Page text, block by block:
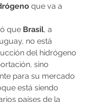
que va a
que Brasil, a
no está
del hidrógeno
sino
para su mercado
está siendo
países de la